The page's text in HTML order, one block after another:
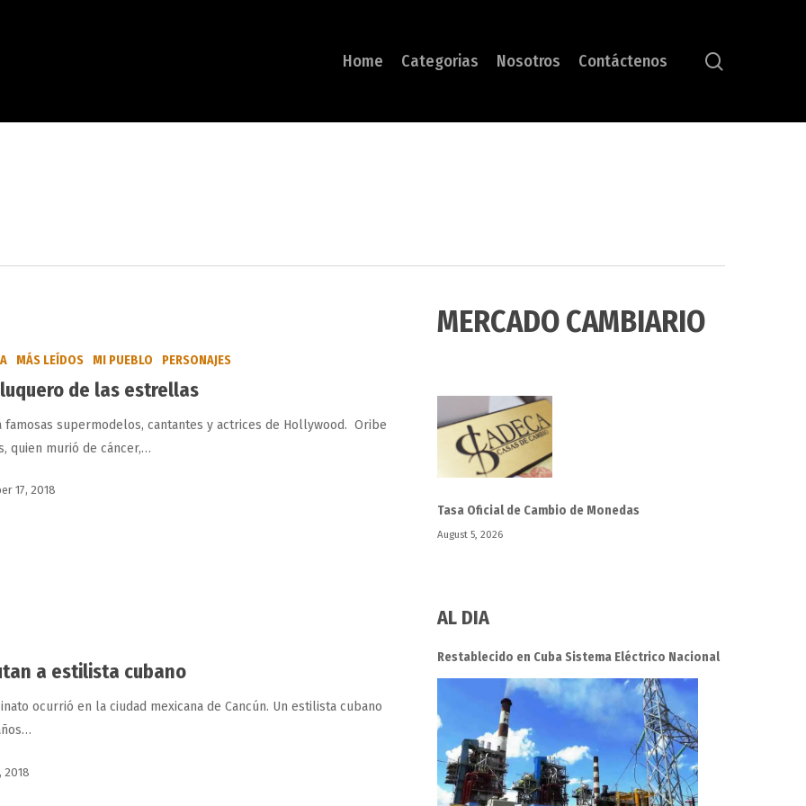
Home Categorias Nosotros Contáctenos
MÁS LEÍDOS MI PUEBLO PERSONAJES
de las estrellas
famosas supermodelos, cantantes y actrices de Hollywood. Oribe
quien murió de cáncer,…
17, 2018
a estilista cubano
ocurrió en la ciudad mexicana de Cancún. Un estilista cubano
2018
MERCADO CAMBIARIO
Tasa Oficial de Cambio de Monedas
August 5, 2026
AL DIA
Restablecido en Cuba Sistema Eléctrico Nacional